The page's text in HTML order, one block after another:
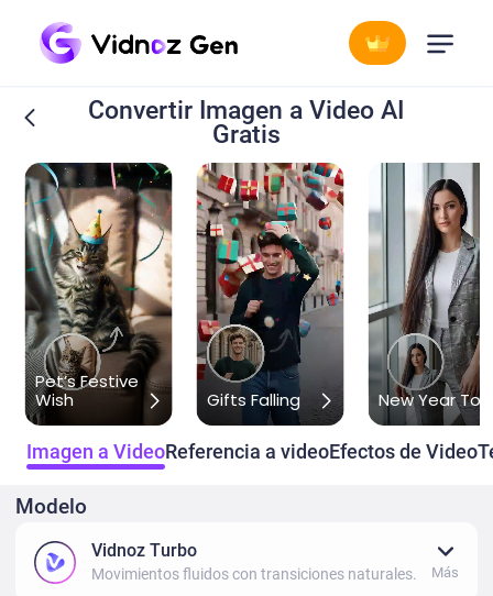
Convertir Imagen a Video AI
Gratis
Pet’s Festive
Wish
Gifts Falling New Year
Imagen a VideoReferencia a videoEfectos de Video
Modelo
Vidnoz Turbo
Movimientos fluidos con transiciones naturales. Más